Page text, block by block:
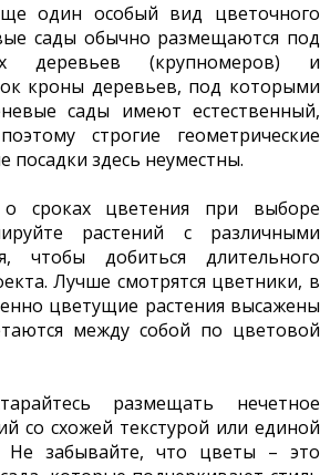
один особый вид цветочного
сады обычно размещаются под
деревьев (крупномеров) и
кроны деревьев, под которыми
сады имеют естественный,
строгие геометрические
посадки здесь неуместны.
сроках цветения при выборе
растений с различными
чтобы добиться длительного
Лучше смотрятся цветники, в
цветущие растения высажены
между собой по цветовой
размещать нечетное
со схожей текстурой или единой
Не забывайте, что цветы – это